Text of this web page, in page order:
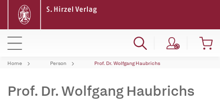
Home Person Prof. Dr. Wolfgang Haubrichs
Prof. Dr. Wolfgang Haubrichs